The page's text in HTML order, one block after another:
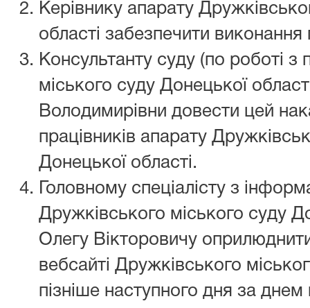
Керівнику апарату
області забезпечити виконання
Консультанту суду (по роботі
міського суду Донецької
Володимирівни довести цей
працівників апарату
Донецької області.
Головному спеціалісту з
Дружківського міського суду
Олегу Вікторовичу
вебсайті Дружківського
пізніше наступного дня за